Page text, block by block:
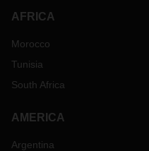
AFRICA
Morocco
Tunisia
South Africa
AMERICA
Argentina